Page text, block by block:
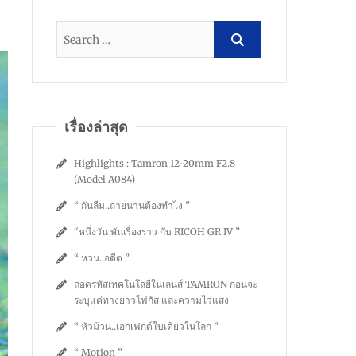
เรื่องล่าสุด
Highlights : Tamron 12-20mm F2.8
(Model A084)
“ กันลืม..ถ่ายนานต้องทำไง ”
“หนึ่งวัน พันเรื่องราว กับ RICOH GR IV ”
“ หวน..อดีต ”
ถอดรหัสเทคโนโลยีในเลนส์ TAMRON ก่อนจะ
ระบุแค่ทางยาวโฟกัส และความไวแสง
“ หัวม้วน..เอกเฟกต์ใบเดียวในโลก ”
“ Motion ”